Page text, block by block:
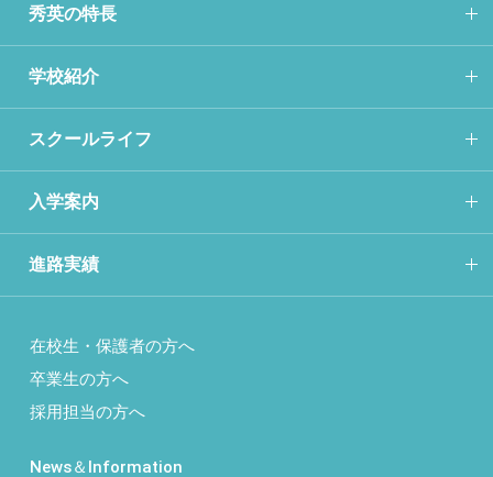
秀英の特長
学校紹介
スクールライフ
入学案内
進路実績
在校生・保護者の方へ
卒業生の方へ
採用担当の方へ
News＆Information